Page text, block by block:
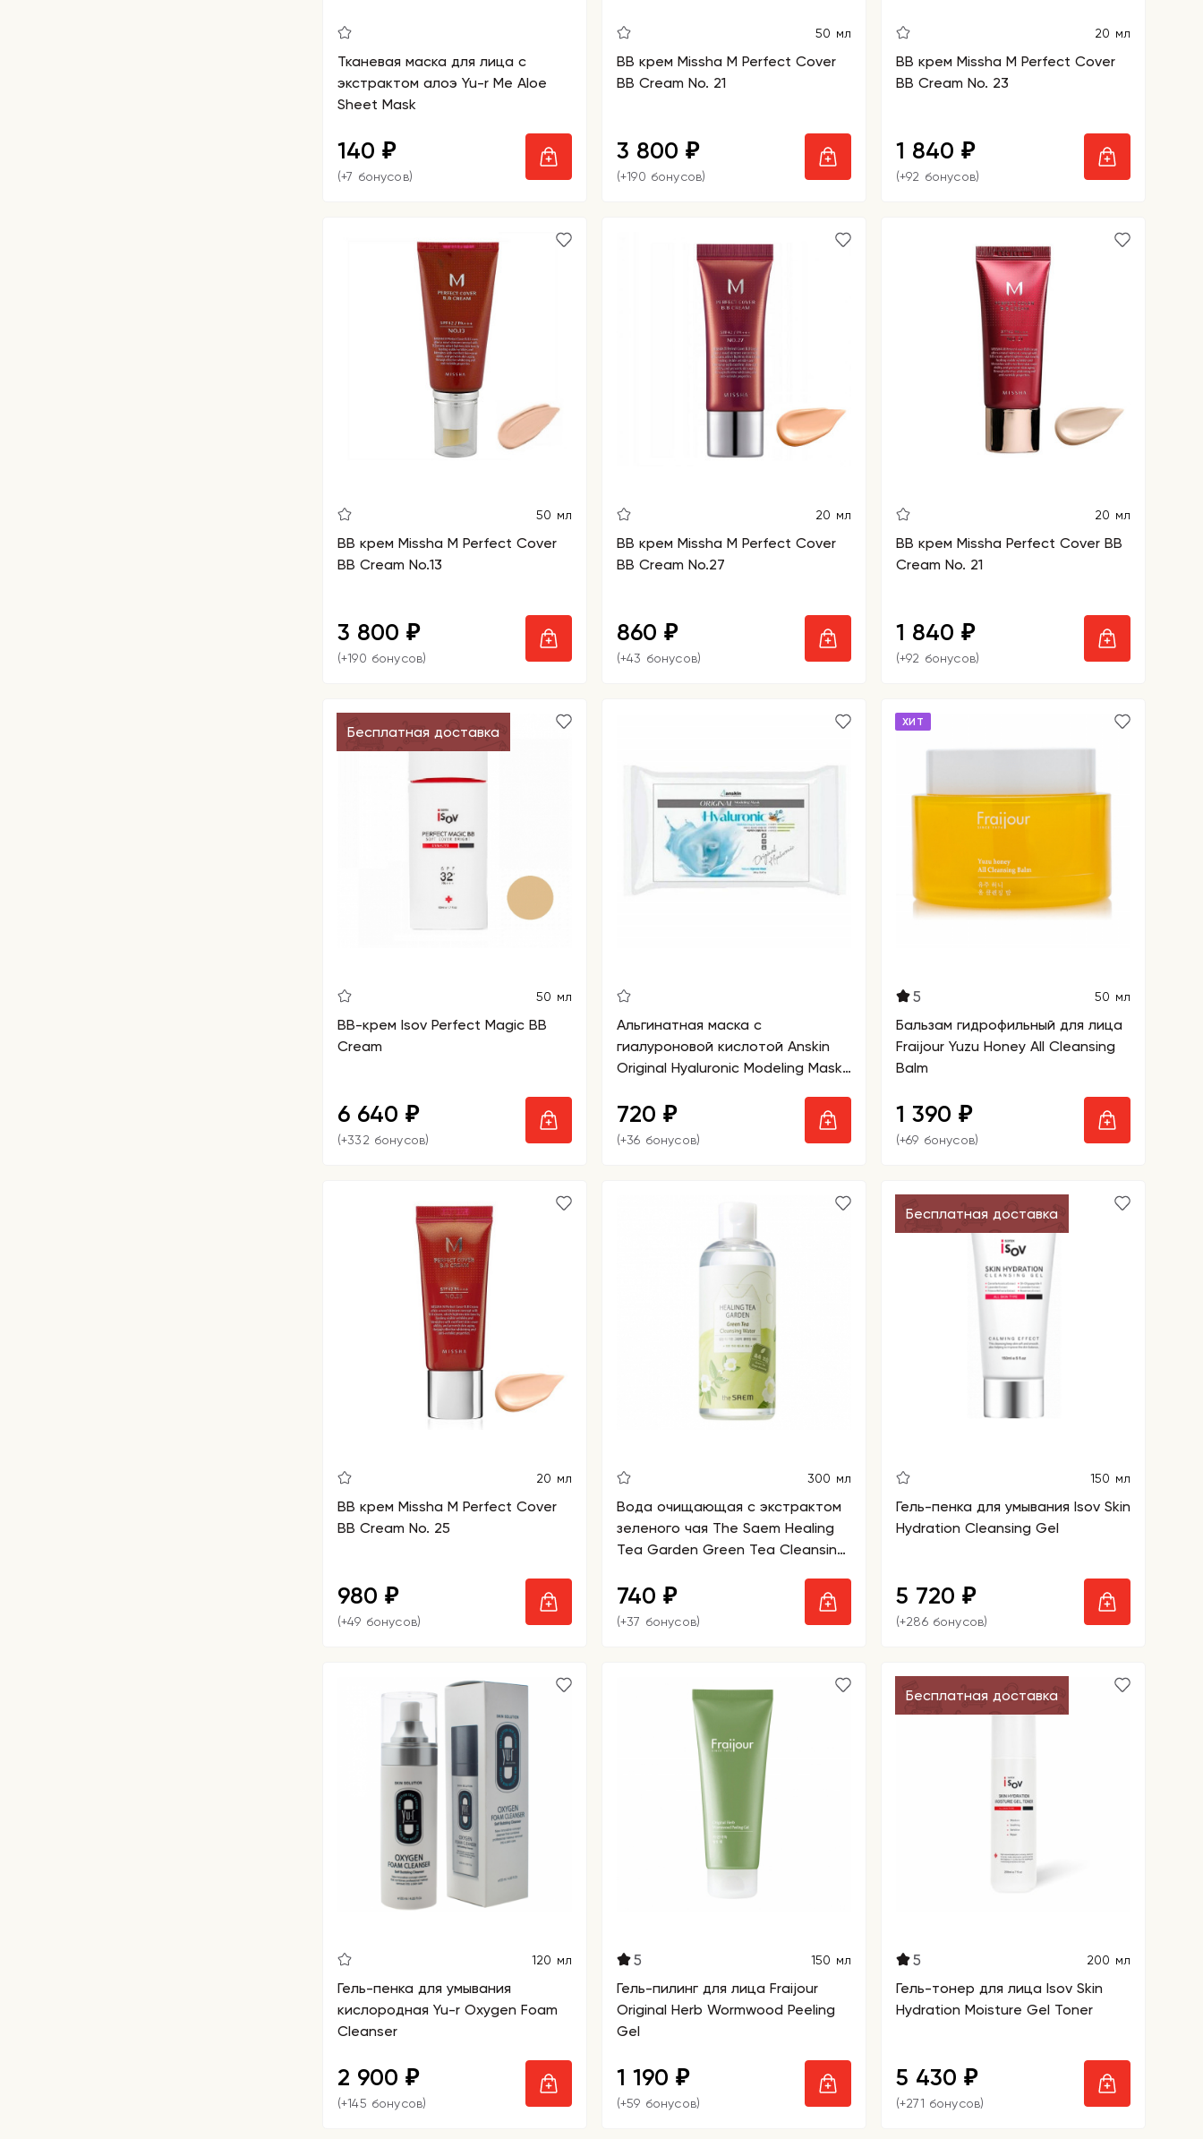
Тканевая маска для лица с
экстрактом алоэ Yu-r Me Aloe
Sheet Mask
140 ₽
(+7 бонусов)
50 мл
BB крем Missha M Perfect Cover
BB Cream No. 21
3 800 ₽
(+190 бонусов)
20 мл
BB крем Missha M Perfect Cover
BB Cream No. 23
1 840 ₽
(+92 бонусов)
50 мл
BB крем Missha M Perfect Cover
BB Cream No.13
3 800 ₽
(+190 бонусов)
20 мл
BB крем Missha M Perfect Cover
BB Cream No.27
860 ₽
(+43 бонусов)
20 мл
BB крем Missha Perfect Cover BB
Cream No. 21
1 840 ₽
(+92 бонусов)
Бесплатная доставка
50 мл
BB-крем Isov Perfect Magic BB
Cream
6 640 ₽
(+332 бонусов)
Альгинатная маска с
гиалуроновой кислотой Anskin
Original Hyaluronic Modeling Mask
720 ₽
(+36 бонусов)
ХИТ
5 50 мл
Бальзам гидрофильный для лица
Fraijour Yuzu Honey All Cleansing
Balm
1 390 ₽
(+69 бонусов)
20 мл
ВВ крем Missha M Perfect Cover
BB Cream No. 25
980 ₽
(+49 бонусов)
300 мл
Вода очищающая с экстрактом
зеленого чая The Saem Healing
Tea Garden Green Tea Cleansing
740 ₽
(+37 бонусов)
Бесплатная доставка
150 мл
Гель-пенка для умывания Isov Skin
Hydration Cleansing Gel
5 720 ₽
(+286 бонусов)
120 мл
Гель-пенка для умывания
кислородная Yu-r Oxygen Foam
Cleanser
2 900 ₽
(+145 бонусов)
5 150 мл
Гель-пилинг для лица Fraijour
Original Herb Wormwood Peeling
Gel
1 190 ₽
(+59 бонусов)
Бесплатная доставка
5 200 мл
Гель-тонер для лица Isov Skin
Hydration Moisture Gel Toner
5 430 ₽
(+271 бонусов)